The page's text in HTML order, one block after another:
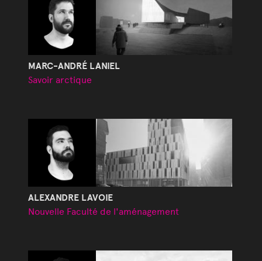
MARC-ANDRÉ LANIEL
Savoir arctique
ALEXANDRE LAVOIE
Nouvelle Faculté de l'aménagement